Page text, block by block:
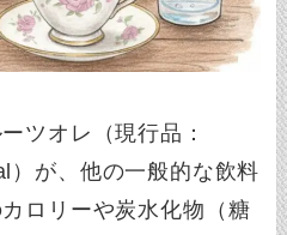
ツオレ（現行品：
が、他の一般的な飲料
ロリーや炭水化物（糖